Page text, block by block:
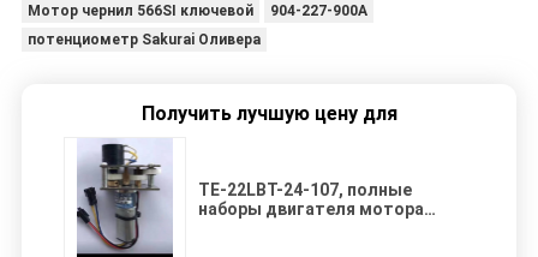
Мотор чернил 566SI ключевой
904-227-900A
потенциометр Sakurai Оливера
Получить лучшую цену для
TE-22LBT-24-107, полные
наборы двигателя мотора